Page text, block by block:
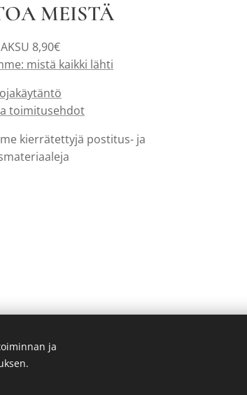
MEISTÄ
8,90€
mistä kaikki lähti
toimitusehdot
kierrätettyjä postitus- ja
ja